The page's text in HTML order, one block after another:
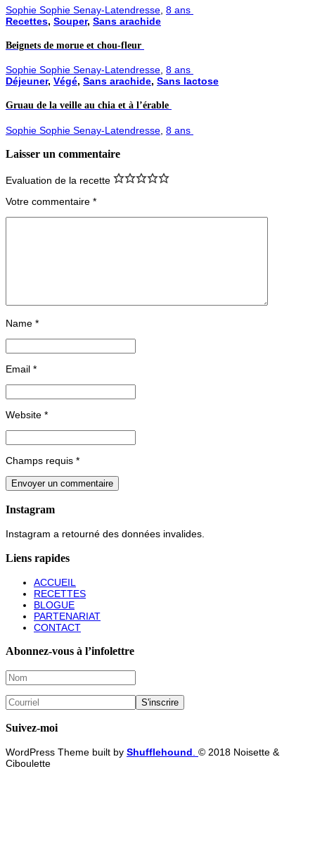
Sophie Sophie Senay-Latendresse, 8 ans
Recettes, Souper, Sans arachide
Beignets de morue et chou-fleur
Sophie Sophie Senay-Latendresse, 8 ans
Déjeuner, Végé, Sans arachide, Sans lactose
Gruau de la veille au chia et à l’érable
Sophie Sophie Senay-Latendresse 8 ans
Laisser un commentaire
Evaluation de la recette
Votre commentaire *
Name *
Email *
Website *
Champs requis *
Instagram
Instagram a retourné des données invalides.
Liens rapides
ACCUEIL
RECETTES
BLOGUE
PARTENARIAT
CONTACT
Abonnez-vous à l’infolettre
Suivez-moi
WordPress Theme built by Shufflehound. © 2018 Noisette &
Ciboulette